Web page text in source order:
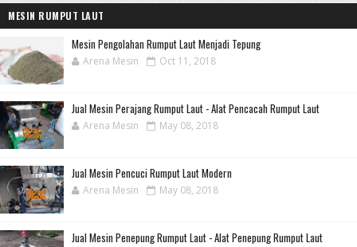
MESIN RUMPUT LAUT
Mesin Pengolahan Rumput Laut Menjadi Tepung
Arena Mesin Oct 11, 2018
Jual Mesin Perajang Rumput Laut - Alat Pencacah Rumput Laut
Arena Mesin May 08, 2018
Jual Mesin Pencuci Rumput Laut Modern
Arena Mesin May 08, 2018
Jual Mesin Penepung Rumput Laut - Alat Penepung Rumput Laut